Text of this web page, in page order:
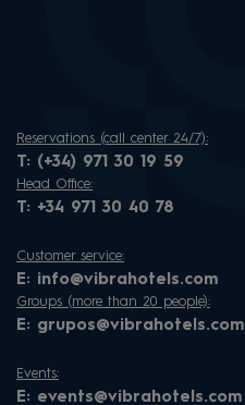
Reservations (call center 24/7):
T: (+34) 971 30 19 59
Head Office:
T: +34 971 30 40 78
Customer service:
E: info@vibrahotels.com
Groups (more than 20 people):
E: grupos@vibrahotels.com
Events:
E: events@vibrahotels.com